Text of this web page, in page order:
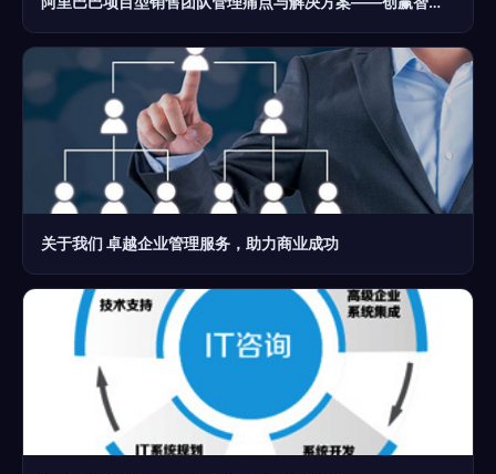
关于我们 卓越企业管理服务，助力商业成功